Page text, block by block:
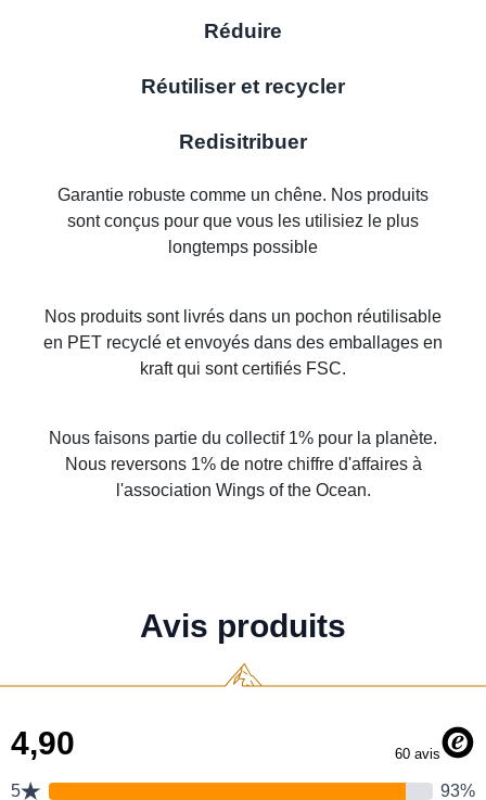
Réduire
Réutiliser et recycler
Redisitribuer
Garantie robuste comme un chêne. Nos produits
sont conçus pour que vous les utilisiez le plus
longtemps possible
Nos produits sont livrés dans un pochon réutilisable
en PET recyclé et envoyés dans des emballages en
kraft qui sont certifiés FSC.
Nous faisons partie du collectif 1% pour la planète.
Nous reversons 1% de notre chiffre d'affaires à
l'association Wings of the Ocean.
Avis produits